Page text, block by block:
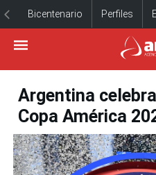
Bicentenario Perfiles
Argentina
Copa América